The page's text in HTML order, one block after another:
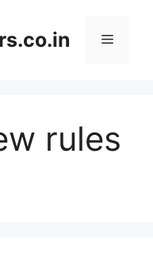
Menu
rules